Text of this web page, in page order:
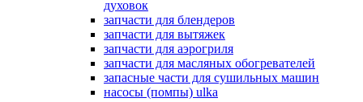
духовок
запчасти для блендеров
запчасти для вытяжек
запчасти для аэрогриля
запчасти для масляных обогревателей
запасные части для сушильных машин
насосы (помпы) ulka